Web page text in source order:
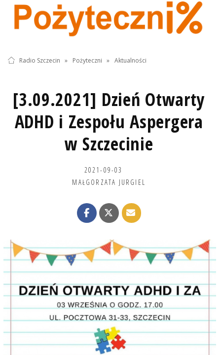
Radio Szczecin » Pożyteczni » Aktualności
[3.09.2021] Dzień Otwarty
ADHD i Zespołu Aspergera
w Szczecinie
2021-09-03
MAŁGORZATA JURGIEL